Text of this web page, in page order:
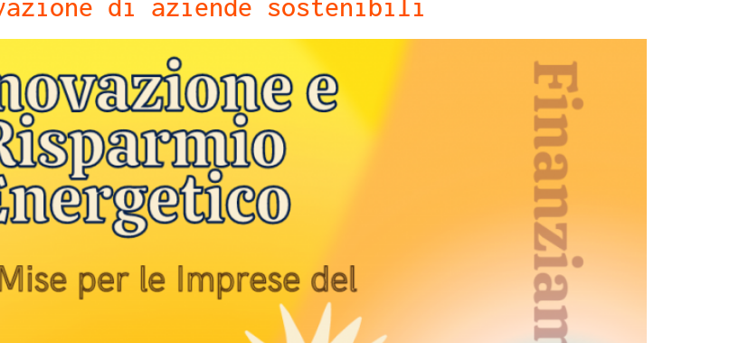
di aziende sostenibili